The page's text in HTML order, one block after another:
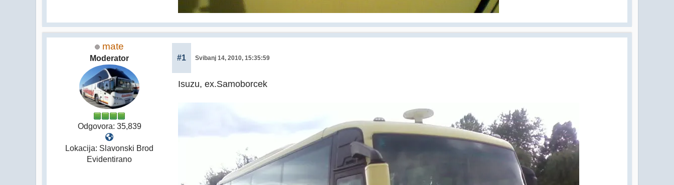
mate
Moderator
Odgovora: 35,839
Lokacija: Slavonski Brod
Evidentirano
#1 Svibanj 14, 2010, 15:35:59
Isuzu, ex.Samoborcek